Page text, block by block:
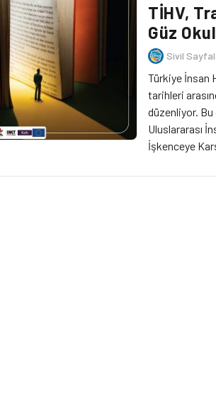
TİHV,
Güz
Sivil
Türkiye İnsan
tarihleri
düzenliyor. Bu
Uluslararası
İşkenceye
İnsan Hakları